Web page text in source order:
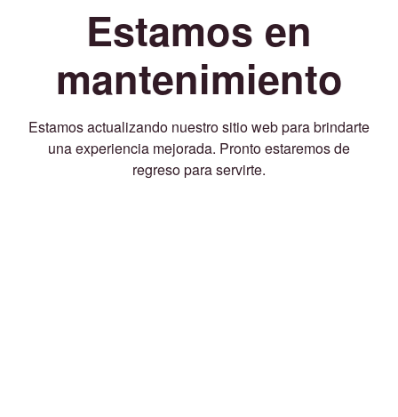
Estamos en
mantenimiento
Estamos actualizando nuestro sitio web para brindarte
una experiencia mejorada. Pronto estaremos de
regreso para servirte.